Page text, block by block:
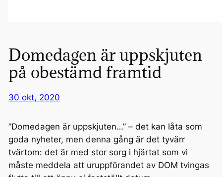
Domedagen är uppskjuten
på obestämd framtid
30 okt, 2020
”Domedagen är uppskjuten…” – det kan låta som
goda nyheter, men denna gång är det tyvärr
tvärtom: det är med stor sorg i hjärtat som vi
måste meddela att uruppförandet av DOM tvingas